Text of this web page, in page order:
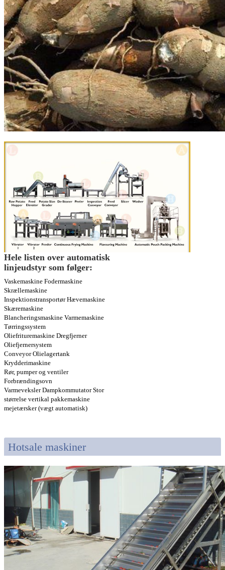
Hele listen over automatisk
linjeudstyr som følger:
Vaskemaskine Fodermaskine
Skrællemaskine
Inspektionstransportør Hævemaskine
Skæremaskine
Blancheringsmaskine Varmemaskine
Tørringssystem
Oliefrituremaskine Dregfjerner
Oliefjernersystem
Conveyor Olielagertank
Krydderimaskine
Rør, pumper og ventiler
Forbrændingsovn
Varmeveksler Dampkommutator Stor
størrelse vertikal pakkemaskine
mejetærsker (vægt automatisk)
Hotsale maskiner